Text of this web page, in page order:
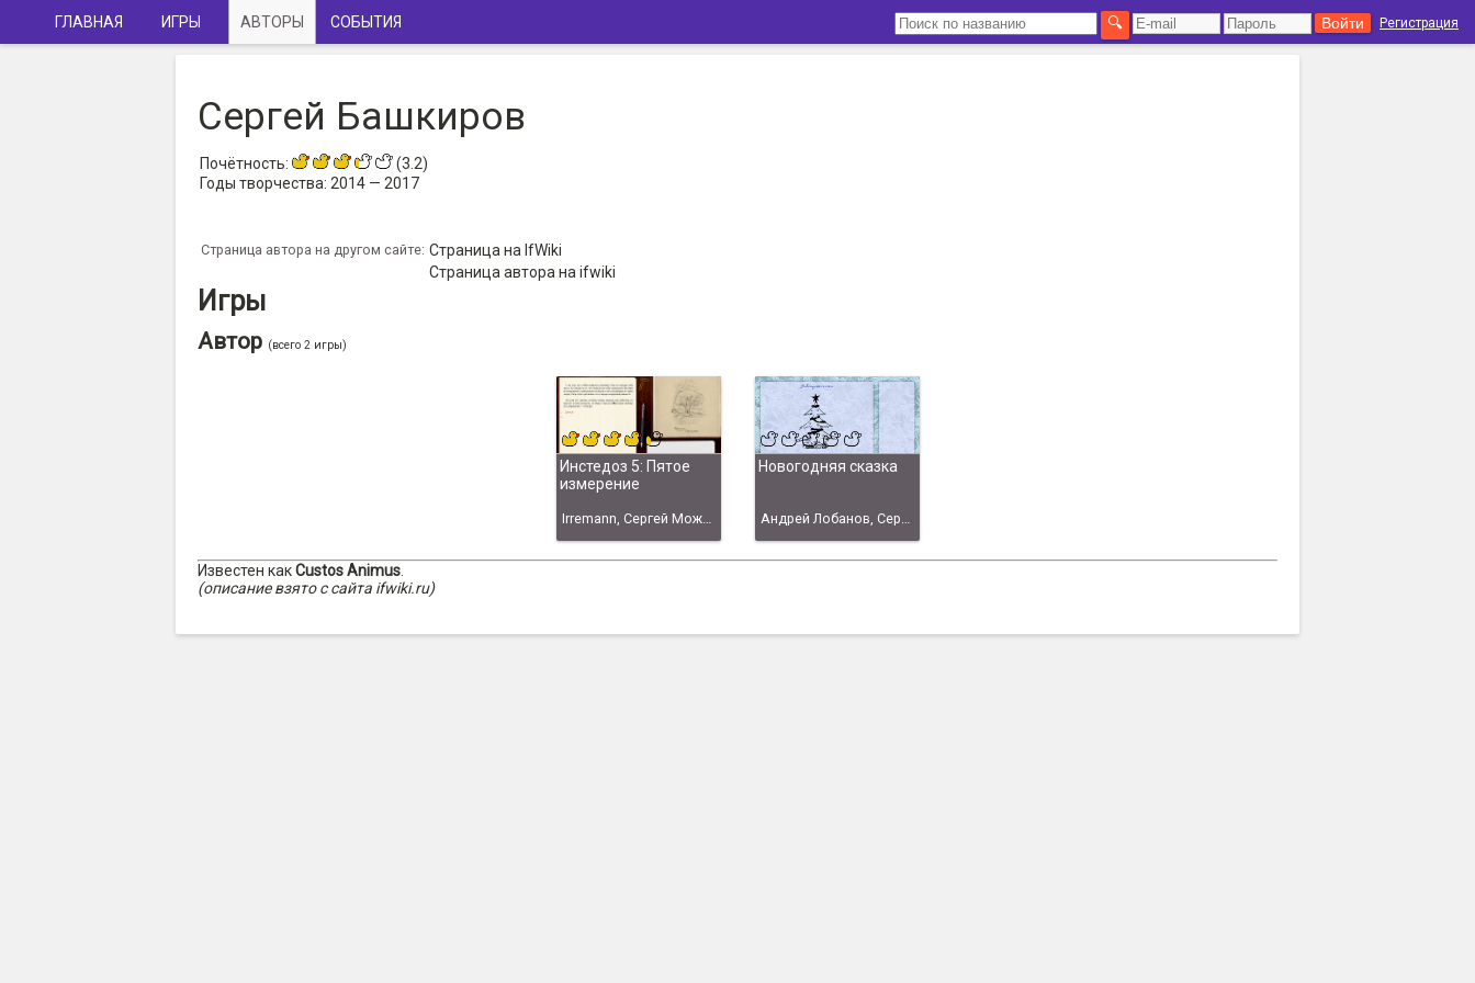
Регистрация
ГЛАВНАЯ ИГРЫ АВТОРЫ СОБЫТИЯ
Сергей Башкиров
Почётность:
(3.2)
Годы творчества: 2014 — 2017
Страница автора на другом сайте: Страница на IfWiki
Страница автора на ifwiki
Игры
Автор (всего 2 игры)
Инстедоз 5: Пятое
измерение
Irremann, Сергей Можайский, Пётр Косых, Михаил Поздняков, Андрей Лобанов, Сергей Башкиров, MAlischka, http://instead.syscall.ru
Новогодняя сказка
Андрей Лобанов, Сергей Башкиров
Известен какCustos Animus.
(описание взято с сайта ifwiki.ru)